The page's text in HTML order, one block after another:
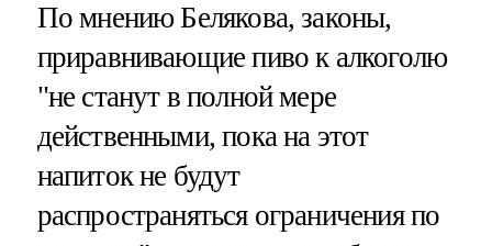
По мнению Белякова, законы,
приравнивающие пиво к алкоголю
"не станут в полной мере
действенными, пока на этот
напиток не будут
распространяться ограничения по